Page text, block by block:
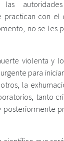
practican con el
no se les
violenta y
para
la
tanto
posteriormente